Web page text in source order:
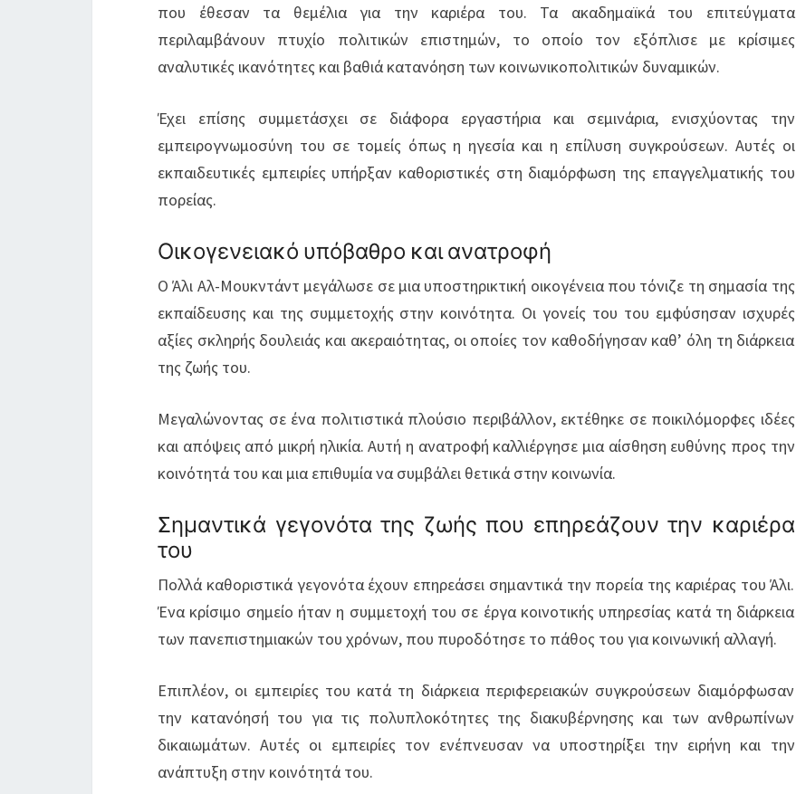
που έθεσαν τα θεμέλια για την καριέρα του. Τα ακαδημαϊκά του επιτεύγματα
περιλαμβάνουν πτυχίο πολιτικών επιστημών, το οποίο τον εξόπλισε με κρίσιμες
αναλυτικές ικανότητες και βαθιά κατανόηση των κοινωνικοπολιτικών δυναμικών.
Έχει επίσης συμμετάσχει σε διάφορα εργαστήρια και σεμινάρια, ενισχύοντας την
εμπειρογνωμοσύνη του σε τομείς όπως η ηγεσία και η επίλυση συγκρούσεων. Αυτές οι
εκπαιδευτικές εμπειρίες υπήρξαν καθοριστικές στη διαμόρφωση της επαγγελματικής του
πορείας.
Οικογενειακό υπόβαθρο και ανατροφή
Ο Άλι Αλ-Μουκντάντ μεγάλωσε σε μια υποστηρικτική οικογένεια που τόνιζε τη σημασία της
εκπαίδευσης και της συμμετοχής στην κοινότητα. Οι γονείς του του εμφύσησαν ισχυρές
αξίες σκληρής δουλειάς και ακεραιότητας, οι οποίες τον καθοδήγησαν καθ’ όλη τη διάρκεια
της ζωής του.
Μεγαλώνοντας σε ένα πολιτιστικά πλούσιο περιβάλλον, εκτέθηκε σε ποικιλόμορφες ιδέες
και απόψεις από μικρή ηλικία. Αυτή η ανατροφή καλλιέργησε μια αίσθηση ευθύνης προς την
κοινότητά του και μια επιθυμία να συμβάλει θετικά στην κοινωνία.
Σημαντικά γεγονότα της ζωής που επηρεάζουν την καριέρα
του
Πολλά καθοριστικά γεγονότα έχουν επηρεάσει σημαντικά την πορεία της καριέρας του Άλι.
Ένα κρίσιμο σημείο ήταν η συμμετοχή του σε έργα κοινοτικής υπηρεσίας κατά τη διάρκεια
των πανεπιστημιακών του χρόνων, που πυροδότησε το πάθος του για κοινωνική αλλαγή.
Επιπλέον, οι εμπειρίες του κατά τη διάρκεια περιφερειακών συγκρούσεων διαμόρφωσαν
την κατανόησή του για τις πολυπλοκότητες της διακυβέρνησης και των ανθρωπίνων
δικαιωμάτων. Αυτές οι εμπειρίες τον ενέπνευσαν να υποστηρίξει την ειρήνη και την
ανάπτυξη στην κοινότητά του.